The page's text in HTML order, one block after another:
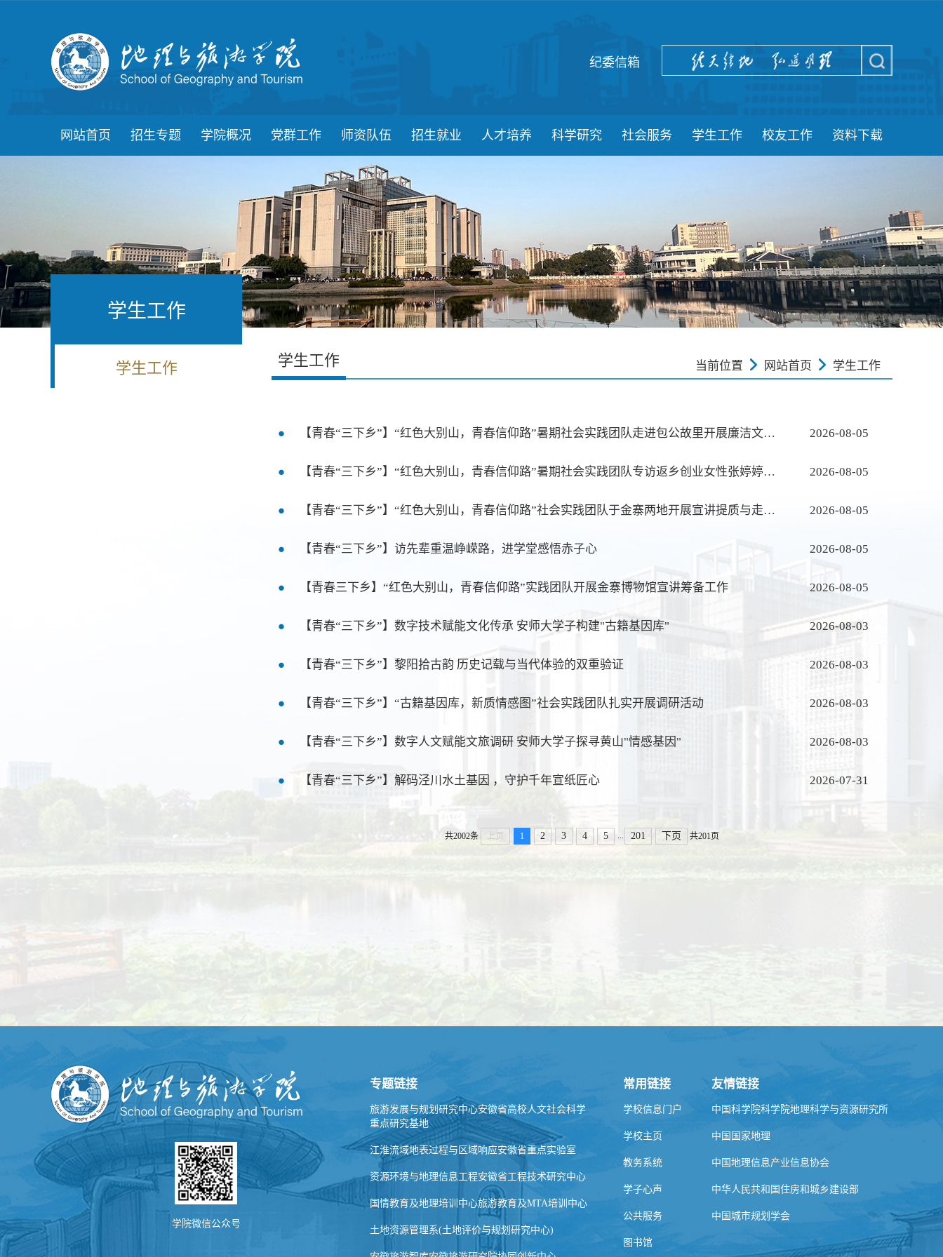
纪委信箱
网站首页 招生专题 学院概况 党群工作 师资队伍 招生就业 人才培养 科学研究 社会服务 学生工作 校友工作 资料下载
学生工作
学生工作 学生工作 当前位置 网站首页 学生工作
【青春“三下乡”】“红色大别山，青春信仰路”暑期社会实践团队走进包公故里开展廉洁文化教育 2026-08-05
【青春“三下乡”】“红色大别山，青春信仰路”暑期社会实践团队专访返乡创业女性张婷婷女士 2026-08-05
【青春“三下乡”】“红色大别山，青春信仰路”社会实践团队于金寨两地开展宣讲提质与走访调研工作 2026-08-05
【青春“三下乡”】访先辈重温峥嵘路，进学堂感悟赤子心 2026-08-05
【青春三下乡】“红色大别山，青春信仰路”实践团队开展金寨博物馆宣讲筹备工作 2026-08-05
【青春“三下乡”】数字技术赋能文化传承 安师大学子构建"古籍基因库" 2026-08-03
【青春“三下乡”】黎阳拾古韵 历史记载与当代体验的双重验证 2026-08-03
【青春“三下乡”】“古籍基因库，新质情感图”社会实践团队扎实开展调研活动 2026-08-03
【青春“三下乡”】数字人文赋能文旅调研 安师大学子探寻黄山"情感基因" 2026-08-03
【青春“三下乡”】解码泾川水土基因 ，守护千年宣纸匠心 2026-07-31
共2002条 上页 1 2 3 4 5 201 下页 共201页
学院微信公众号
专题链接
旅游发展与规划研究中心安徽省高校人文社会科学
重点研究基地
江淮流域地表过程与区域响应安徽省重点实验室
资源环境与地理信息工程安徽省工程技术研究中心
国情教育及地理培训中心旅游教育及MTA培训中心
土地资源管理系(土地评价与规划研究中心)
常用链接
学校信息门户
学校主页
教务系统
学子心声
公共服务
图书馆
友情链接
中国科学院科学院地理科学与资源研究所
中国国家地理
中国地理信息产业信息协会
中华人民共和国住房和城乡建设部
中国城市规划学会